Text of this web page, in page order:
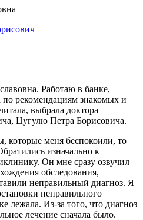
Работаю в банке,
рекомендациям знакомых и
выбрала доктора
Цугулю Петра Борисовича.
которые меня беспокоили, то
изначально к
Он мне сразу озвучил
обследования,
неправильный диагноз. Я
неправильного
лежала. Из-за того, что диагноз
лечение сначала было.